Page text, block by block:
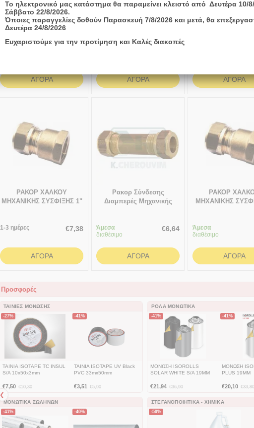
ΡΑΚΟΡ ΧΑΛΚΟΥ
ΜΗΧΑΝΙΚΗΣ ΣΥΣΦΙΞΗΣ
ΑΓΟΡΆ
ΤΑΦ ΧΑΛΚΟΥ ΘΗΛ.
ΜΗΧΑΝΙΚΗΣ ΣΥΣΦΙΞΗΣ
ΑΓΟΡΆ
ΜΗΧΑΝΙΚΗΣ
ΑΓΟΡΆ
ΡΑΚΟΡ ΧΑΛΚΟΥ
ΜΗΧΑΝΙΚΗΣ ΣΥΣΦΙΞΗΣ 1"
1-3 ημέρες €7,38
ΑΓΟΡΆ
Ρακορ Σύνδεσης
Διαμπερές Μηχανικής
Άμεσα
διαθέσιμο
€6,64
ΑΓΟΡΆ
ΡΑΚΟΡ
ΜΗΧΑΝΙΚΗΣ
Άμεσα
διαθέσιμο
ΑΓΟΡΆ
Προσφορές
❮
ΤΑΙΝΊΕΣ ΜΌΝΩΣΗΣ
-27%
TAINIA ISOTAPE TC INSUL
S/A 10x50x3mm
€7,50 €10,30
-41%
TAINIA ISOTAPE UV Black
PVC 33mx50mm
€3,51 €5,90
ΜΟΝΩΤΙΚΆ ΣΩΛΉΝΩΝ
-41% -40%
ΡΟΛΆ ΜΟΝΩΤΙΚΆ
-41%
ΜΟΝΩΣΗ ISOROLLS
SOLAR WHITE S/A 19ΜΜ
€21,94 €36,90
-41%
ΜΟΝΩΣΗ
PLUS 19ΜΜ
€20,10 €33,80
ΣΤΕΓΑΝΟΠΟΙΗΤΙΚΆ - ΧΗΜΙΚΆ
-59%
Το ηλεκτρονικό μας κατάστημα θα παραμείνει κλειστό από Δευτέρα 10/
Σάββατο 22/8/2026.
Όποιες παραγγελίες δοθούν Παρασκευή 7/8/2026 και μετά, θα
Δευτέρα 24/8/2026
Ευχαριστούμε για την προτίμηση και Καλές διακοπές